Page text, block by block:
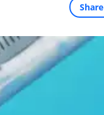
Share